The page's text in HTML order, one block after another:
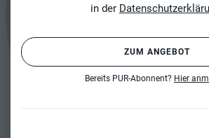
in der
ZUM ANGEBOT
Bereits PUR-Abonnent? Hier